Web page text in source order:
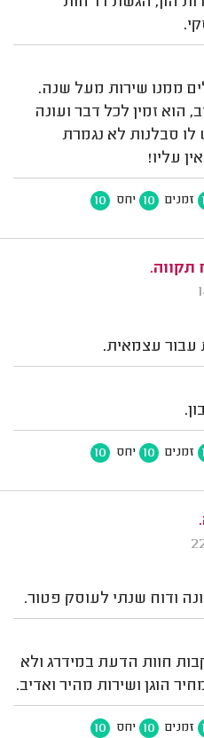
ממנו שירות מעל שנה.
הוא זמין לכל דבר ועונה
סבלנות לא נגמרת
עליו!
זמנים 10 יחס 10
תקווה.
עבור עצמאית.
זמנים 10 יחס 10
ודוח שנתי לעוסק פטור.
חוות הדעת במידרג ולא
הוגן ושירות מהיר ואדיב.
זמנים 10 יחס 10